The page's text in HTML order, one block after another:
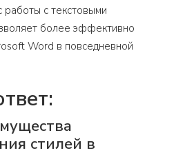
работы с текстовыми
более эффективно
Word в повседневной
стилей в